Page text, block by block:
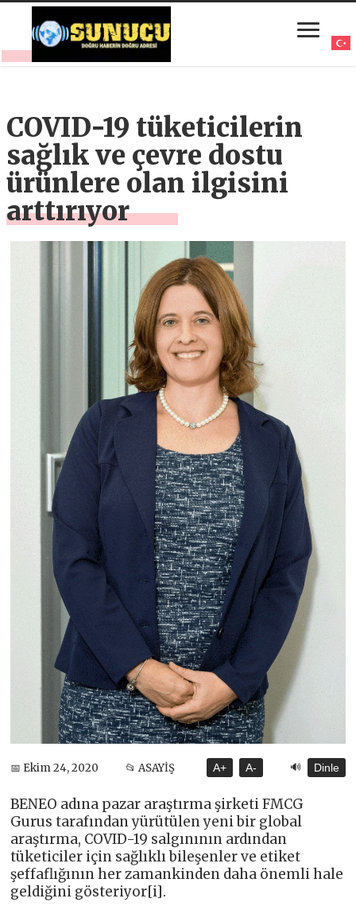
COVID-19 tüketicilerin
sağlık ve çevre dostu
ürünlere olan ilgisini
arttırıyor
📅 Ekim 24, 2020 📂 ASAYİŞ A+ A- 🔊 Dinle
BENEO adına pazar araştırma şirketi FMCG
Gurus tarafından yürütülen yeni bir global
araştırma, COVID-19 salgınının ardından
tüketiciler için sağlıklı bileşenler ve etiket
şeffaflığının her zamankinden daha önemli hale
geldiğini gösteriyor[i].